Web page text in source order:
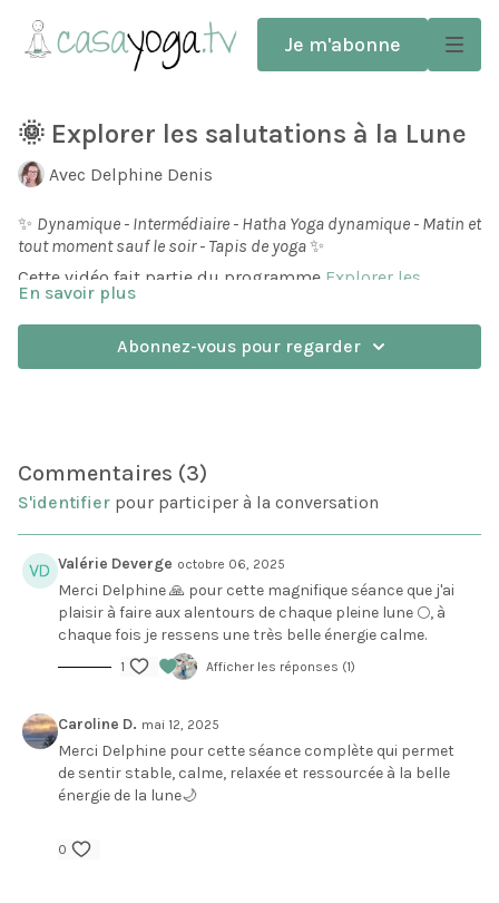
Je m'abonne
🌞 Explorer les salutations à la Lune
Avec Delphine Denis
✨ Dynamique - Intermédiaire - Hatha Yoga dynamique - Matin et
tout moment sauf le soir - Tapis de yoga✨
Cette vidéo fait partie du programme Explorer les
salutations à la Lune
Une séance complète, et un travail en profondeur,
fluidité et concentration autour des salutations à la lune.
La séance se termine par quelques exercices de
stabilisation des jambes et du bassin, une relaxation, un
exercice de respiration et une méditation calmante et
En savoir plus
Abonnez-vous pour regarder
Commentaires (3)
S'identifier pour participer à la conversation
Valérie Deverge octobre 06, 2025
Merci Delphine 🙏 pour cette magnifique séance que j'ai
plaisir à faire aux alentours de chaque pleine lune 🌕, à
chaque fois je ressens une très belle énergie calme.
1 Afficher les réponses (1)
Caroline D. mai 12, 2025
Merci Delphine pour cette séance complète qui permet
de sentir stable, calme, relaxée et ressourcée à la belle
énergie de la lune🌙
0